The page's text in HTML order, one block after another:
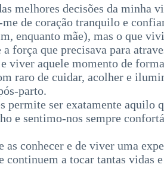
melhores decisões da minha
de coração tranquilo e
enquanto mãe), mas o que
força que precisava para
viver aquele momento de
raro de cuidar, acolher e
parto.
permite ser exatamente aquilo
e sentimo-nos sempre
as conhecer e de viver uma
a tocar tantas